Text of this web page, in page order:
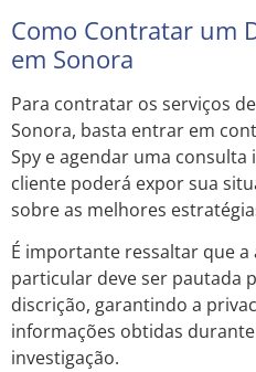
Como Contratar um
em Sonora
Para contratar os serviços
Sonora, basta entrar em
Spy e agendar uma
cliente poderá expor sua
sobre as melhores
É importante ressaltar que
particular deve ser pautada
discrição, garantindo a
informações obtidas
investigação.